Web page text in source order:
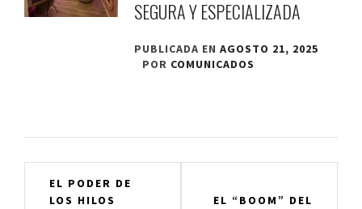
SEGURA Y ESPECIALIZADA
PUBLICADA ENAGOSTO 21, 2025
POR COMUNICADOS
Navegación
EL PODER DE
LOS HILOS
EL “BOOM” DEL